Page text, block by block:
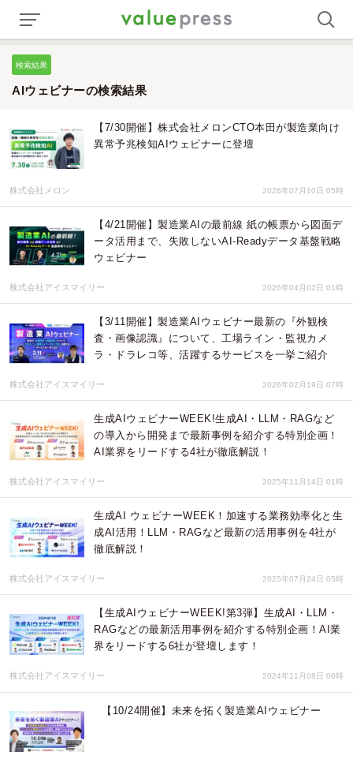
検索結果
AIウェビナーの検索結果
【7/30開催】株式会社メロンCTO本田が製造業向け
異常予兆検知AIウェビナーに登壇
株式会社メロン 2026年07月10日 05時
【4/21開催】製造業AIの最前線 紙の帳票から図面デ
ータ活用まで、失敗しないAI-Readyデータ基盤戦略
ウェビナー
株式会社アイスマイリー 2026年04月02日 01時
【3/11開催】製造業AIウェビナー最新の『外観検
査・画像認識』について、工場ライン・監視カメ
ラ・ドラレコ等、活躍するサービスを一挙ご紹介
株式会社アイスマイリー 2026年02月19日 07時
生成AIウェビナーWEEK!生成AI・LLM・RAGなど
の導入から開発まで最新事例を紹介する特別企画！
AI業界をリードする4社が徹底解説！
株式会社アイスマイリー 2025年11月14日 01時
生成AI ウェビナーWEEK！加速する業務効率化と生
成AI活用！LLM・RAGなど最新の活用事例を4社が
徹底解説！
株式会社アイスマイリー 2025年07月24日 05時
【生成AIウェビナーWEEK!第3弾】生成AI・LLM・
RAGなどの最新活用事例を紹介する特別企画！AI業
界をリードする6社が登壇します！
株式会社アイスマイリー 2024年11月08日 06時
【10/24開催】未来を拓く製造業AIウェビナー